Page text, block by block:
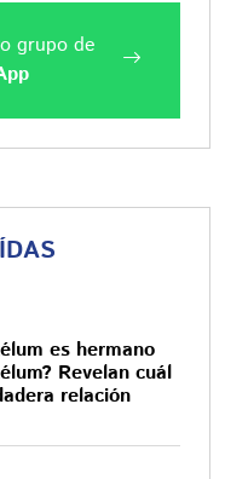
grupo de
es hermano
Revelan cuál
relación